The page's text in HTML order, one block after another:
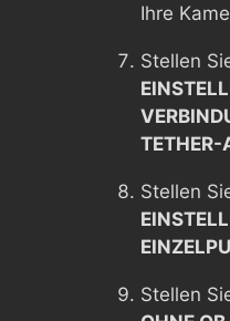
Ihre
Stellen
TETHER-
Stellen
Stellen